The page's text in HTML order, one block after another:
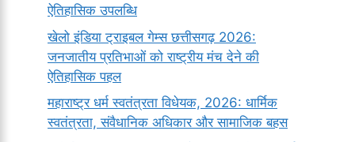
ऐतिहासिक उपलब्धि
खेलो इंडिया ट्राइबल गेम्स छत्तीसगढ़ 2026:
जनजातीय प्रतिभाओं को राष्ट्रीय मंच देने की
ऐतिहासिक पहल
महाराष्ट्र धर्म स्वतंत्रता विधेयक, 2026: धार्मिक
स्वतंत्रता, संवैधानिक अधिकार और सामाजिक बहस